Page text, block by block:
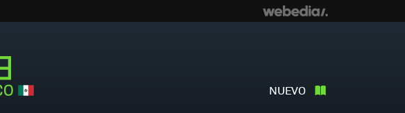
NUEVO